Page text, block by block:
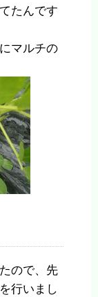
たんです
マルチの
ので、先
行いまし